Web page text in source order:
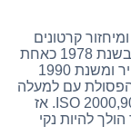
קרטונים
מראשיתו ועד סופו היא חברה זו הוקמה כבר בשנת 1978 כאחת
שמשווקת מערכות תקשורת וייבוא מגרסות נייר ומשנת 1990
עם למעלה
מ- 10,000 לקוחות מרוצים בעלת תו תקן ISO 2000,9001. אז
להיות נקי